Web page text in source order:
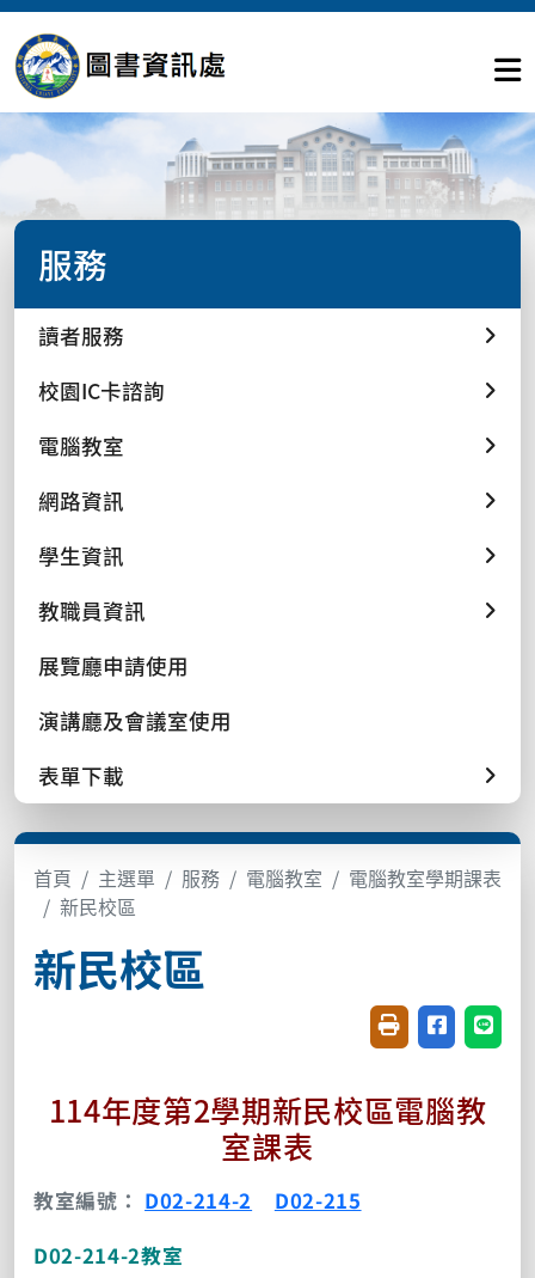
服務
讀者服務
校園IC卡諮詢
電腦教室
網路資訊
學生資訊
教職員資訊
展覽廳申請使用
演講廳及會議室使用
表單下載
首頁 主選單 服務 電腦教室
電腦教室學期課表
新民校區
新民校區
友善列印(開新視
分享至臉書
分享
114年度第2學期新民校區電腦教
室課表
教室編號： D02-214-2
D02-215
D02-214-2教室